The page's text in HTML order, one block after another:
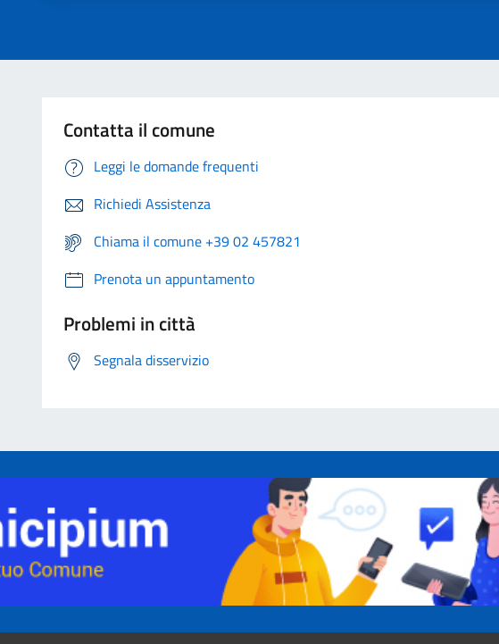
Contatta il comune
Leggi le domande frequenti
Richiedi Assistenza
Chiama il comune +39 02 457821
Prenota un appuntamento
Problemi in città
Segnala disservizio